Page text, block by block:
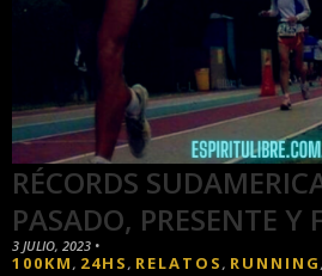
RÉCORDS
PASADO, PRESENTE Y
3 JULIO, 2023 •
100KM , 24HS , RELATOS , RUNNING ,